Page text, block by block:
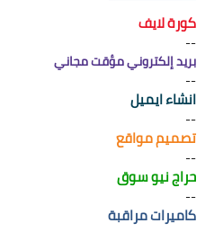
كورة لايف
--
بريد إلكتروني مؤقت مجاني
--
انشاء ايميل
--
تصميم مواقع
--
حراج نيو سوق
--
كاميرات مراقبة